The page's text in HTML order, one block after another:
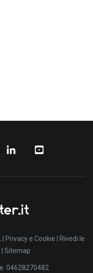
Privacy e Cookie
Rivedi le
Sitemap
04628270482